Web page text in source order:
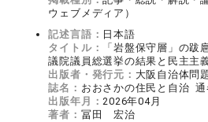
ウェブメディア）
記述言語： 日本語
タイトル：
「岩盤保守層」の跋
議院議員総選挙の結果と民主主
出版者・発行元： 大阪自治体問
誌名： おおさかの住民と自治
出版年月：2026年04月
著者： 冨田 宏治